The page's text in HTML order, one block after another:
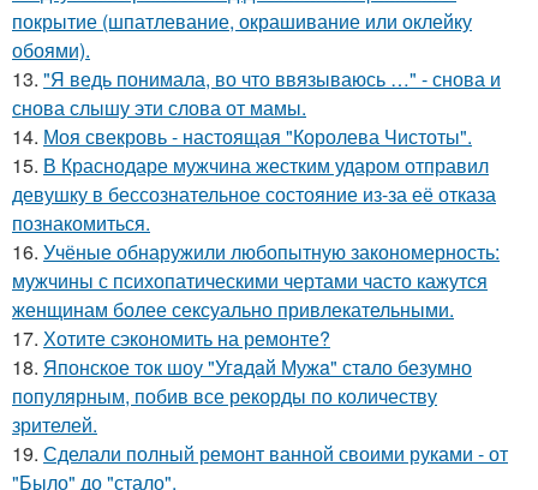
покрытие (шпатлевание, окрашивание или оклейку
обоями).
13. "Я ведь понимала, во что ввязываюсь …" - снова и
снова слышу эти слова от мамы.
14. Моя свекровь - настоящая "Королева Чистоты".
15. В Краснодаре мужчина жестким ударом отправил
девушку в бессознательное состояние из-за её отказа
познакомиться.
16. Учёные обнаружили любопытную закономерность:
мужчины с психопатическими чертами часто кажутся
женщинам более сексуально привлекательными.
17. Хотите сэкономить на ремонте?
18. Японское ток шоу "Угaдaй Мужa" стaло безумно
популярным, побив все рекорды по количеству
зрителей.
19. Сделали полный ремонт ванной своими руками - от
"Было" до "стало".